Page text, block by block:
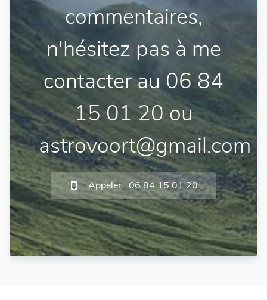
commentaires,
n'hésitez pas à me
contacter au 06 84
15 01 20 ou
astrovoort@gmail.com
Appeler : 06 84 15 01 20